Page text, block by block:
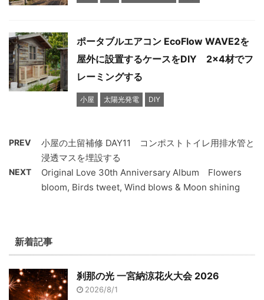
ポータブルエアコン EcoFlow WAVE2を
屋外に設置するケースをDIY 2x4材でフ
レーミングする
小屋 太陽光発電 DIY
PREV
小屋の土留補修 DAY11 コンポストトイレ用排水管と
浸透マスを埋設する
NEXT
Original Love 30th Anniversary Album Flowers
bloom, Birds tweet, Wind blows & Moon shining
新着記事
刹那の光 一宮納涼花火大会 2026
2026/8/1